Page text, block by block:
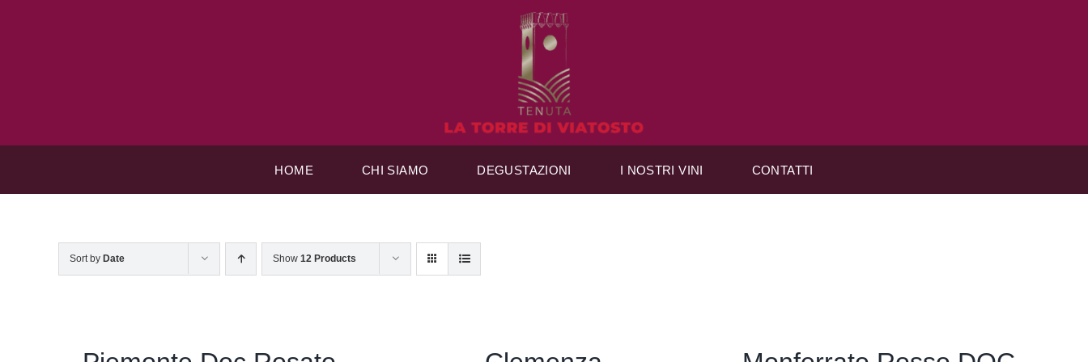
HOME CHI SIAMO DEGUSTAZIONI I NOSTRI VINI CONTATTI
Sort by Date Show 12 Products